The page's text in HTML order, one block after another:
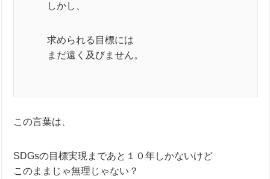
しかし、
求められる目標には
まだ遠く及びません。
この言葉は、
SDGsの目標実現まであと１０年しかないけど
このままじゃ無理じゃない？